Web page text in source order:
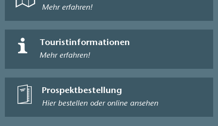
Mehr erfahren!
Touristinformationen
Mehr erfahren!
Prospektbestellung
Hier bestellen oder online ansehen